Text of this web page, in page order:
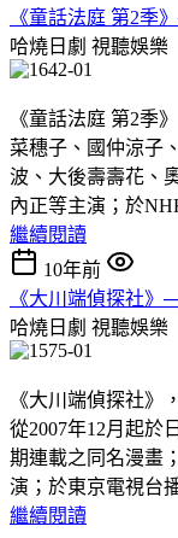
《童話法庭 第2季
哈燒日劇 視聽娛樂
《童話法庭 第2季
菜穗子、國仲涼子
波、大後壽壽花、
內正等主演；於
繼續閱讀
10年前
《大川端偵探社》
哈燒日劇 視聽娛樂
《大川端偵探社》
從2007年12月起於
期連載之同名漫畫
演；於東京電視台
繼續閱讀